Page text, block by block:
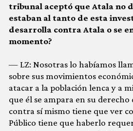
tribunal aceptó que Atala no
estaban al tanto de esta
desarrolla contra Atala o se
momento?
— LZ: Nosotras lo habíamos
sobre sus movimientos
atacar a la población lenca y a
que él se ampara en su
contra sí mismo tiene que ver
Público tiene que haberlo